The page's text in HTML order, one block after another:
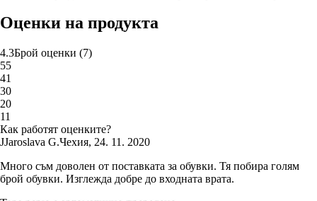
Оценки на продукта
4.3Брой оценки (7)
55
41
30
20
11
Как работят оценките?
JJaroslava G.Чехия, 24. 11. 2020
Много съм доволен от поставката за обувки. Тя побира голям
брой обувки. Изглежда добре до входната врата.